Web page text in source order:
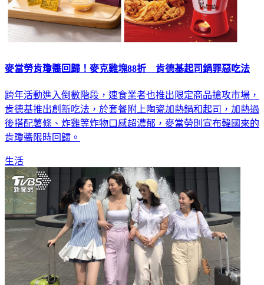
麥當勞肯瓊醬回歸！麥克雞塊88折 肯德基起司鍋罪惡吃法
跨年活動進入倒數階段，速食業者也推出限定商品搶攻市場，
肯德基推出創新吃法，於套餐附上陶瓷加熱鍋和起司，加熱過
後搭配薯條、炸雞等炸物口感超濃郁，麥當勞則宣布韓國來的
肯瓊醬限時回歸。
生活